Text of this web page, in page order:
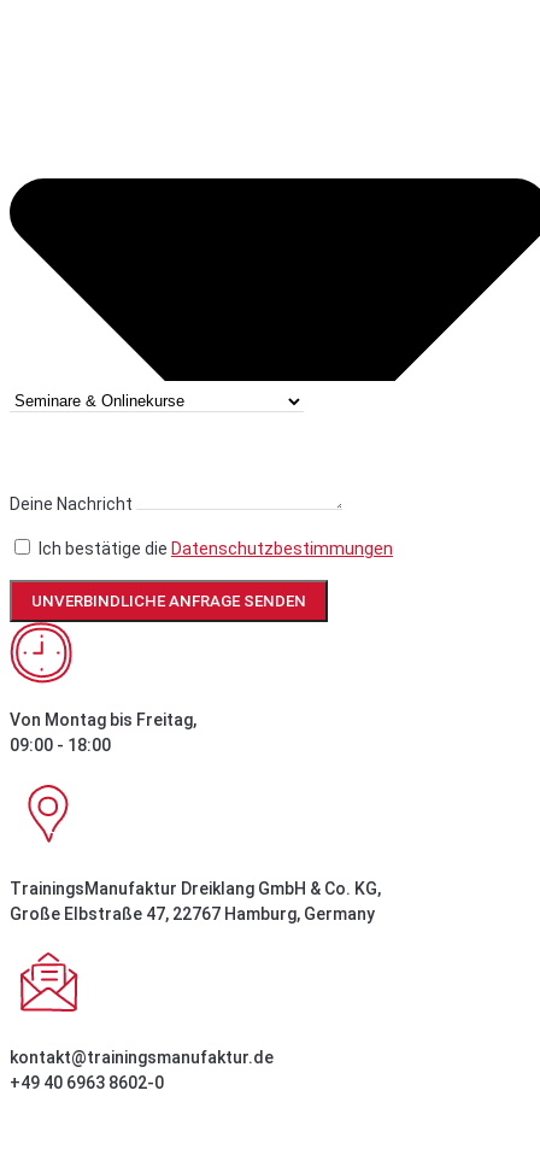
Deine Nachricht
Ich bestätige die Datenschutzbestimmungen
UNVERBINDLICHE ANFRAGE SENDEN
Von Montag bis Freitag,
09:00 - 18:00
TrainingsManufaktur Dreiklang GmbH & Co. KG,
Große Elbstraße 47, 22767 Hamburg, Germany
kontakt@trainingsmanufaktur.de
+49 40 6963 8602-0